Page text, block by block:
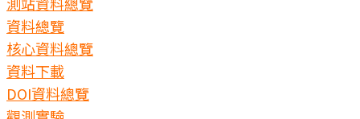
資料總覽
核心資料總覽
資料下載
DOI資料總覽